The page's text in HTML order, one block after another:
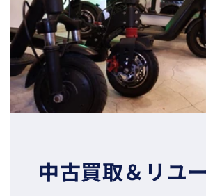
中古買取＆リユ